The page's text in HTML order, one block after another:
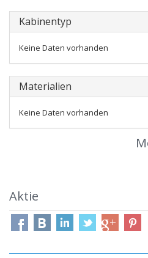
Kabinentyp
Keine Daten vorhanden
Materialien
Keine Daten vorhanden
Aktie